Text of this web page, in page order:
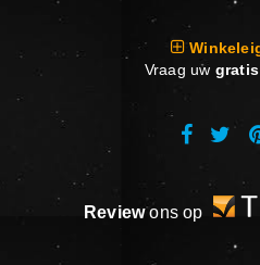
Vraag uw gratis
Reviewons op